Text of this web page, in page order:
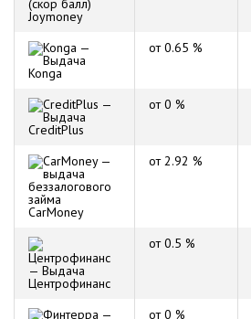
Joymoney
Konga
от 0.65 %
CreditPlus
от 0 %
CarMoney
от 2.92 %
Центрофинанс
от 0.5 %
от 0 %